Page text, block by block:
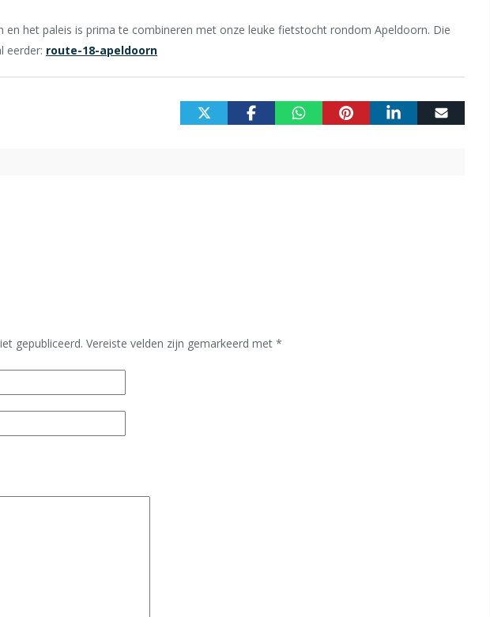
en het paleis is prima te combineren met onze leuke fietstocht rondom Apeldoorn. Die
eerder: route-18-apeldoorn
gepubliceerd. Vereiste velden zijn gemarkeerd met *